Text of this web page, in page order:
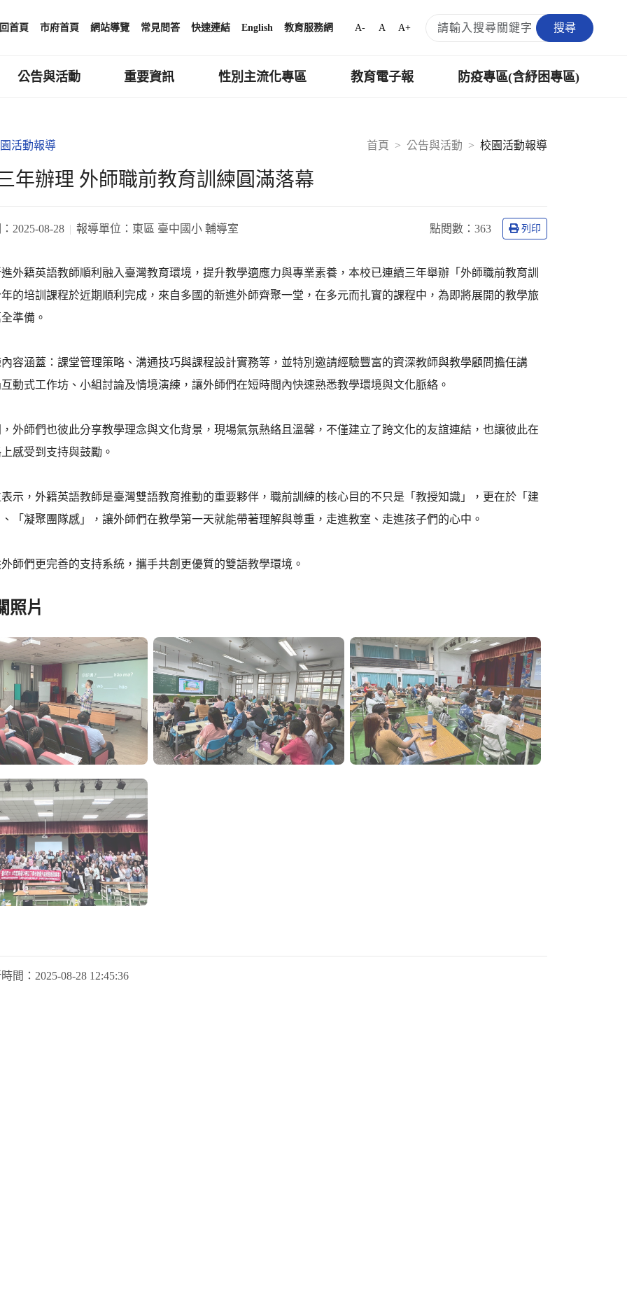
回首頁 市府首頁 網站導覽 常見問答 快速連結 English 教育服務網 A- A A+ 搜尋
公告與活動 重要資訊 性別主流化專區 教育電子報 防疫專區(含紓困專區)
首頁 公告與活動 校園活動報導
活動報導
年辦理 外師職前教育訓練圓滿落幕
2025-08-28 報導單位： 東區 臺中國小 輔導室 點閱數： 363 列印
外籍英語教師順利融入臺灣教育環境，提升教學適應力與專業素養，本校已連續三年舉辦「外師職前教育訓
的培訓課程於近期順利完成，來自多國的新進外師齊聚一堂，在多元而扎實的課程中，為即將展開的教學旅
準備。
容涵蓋：課堂管理策略、溝通技巧與課程設計實務等，並特別邀請經驗豐富的資深教師與教學顧問擔任講
動式工作坊、小組討論及情境演練，讓外師們在短時間內快速熟悉教學環境與文化脈絡。
外師們也彼此分享教學理念與文化背景，現場氣氛熱絡且溫馨，不僅建立了跨文化的友誼連結，也讓彼此在
感受到支持與鼓勵。
示，外籍英語教師是臺灣雙語教育推動的重要夥伴，職前訓練的核心目的不只是「教授知識」，更在於「建
「凝聚團隊感」，讓外師們在教學第一天就能帶著理解與尊重，走進教室、走進孩子們的心中。
師們更完善的支持系統，攜手共創更優質的雙語教學環境。
照片
間： 2025-08-28 12:45:36